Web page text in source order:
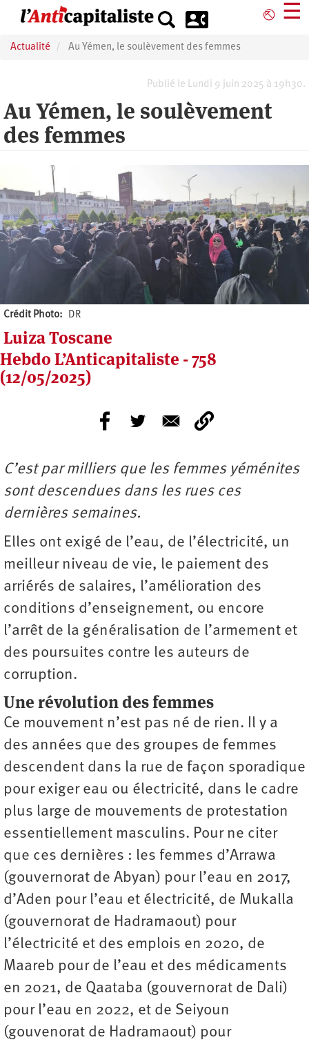
principal
⎋ ☰
Actualité Au Yémen, le soulèvement des femmes
Publié le Lundi 9 juin 2025 à 19h30.
Au Yémen, le soulèvement
des femmes
Crédit Photo DR
Luiza Toscane
Hebdo L’Anticapitaliste - 758
(12/05/2025)
C’est par milliers que les femmes yéménites
sont descendues dans les rues ces
dernières semaines.
Elles ont exigé de l’eau, de l’électricité, un
meilleur niveau de vie, le paiement des
arriérés de salaires, l’amélioration des
conditions d’enseignement, ou encore
l’arrêt de la généralisation de l’armement et
des poursuites contre les auteurs de
corruption.
Une révolution des femmes
Ce mouvement n’est pas né de rien. Il y a
des années que des groupes de femmes
descendent dans la rue de façon sporadique
pour exiger eau ou électricité, dans le cadre
plus large de mouvements de protestation
essentiellement masculins. Pour ne citer
que ces dernières : les femmes d’Arrawa
(gouvernorat de Abyan) pour l’eau en 2017,
d’Aden pour l’eau et électricité, de Mukalla
(gouvernorat de Hadramaout) pour
l’électricité et des emplois en 2020, de
Maareb pour de l’eau et des médicaments
en 2021, de Qaataba (gouvernorat de Dali)
pour l’eau en 2022, et de Seiyoun
(gouvenorat de Hadramaout) pour